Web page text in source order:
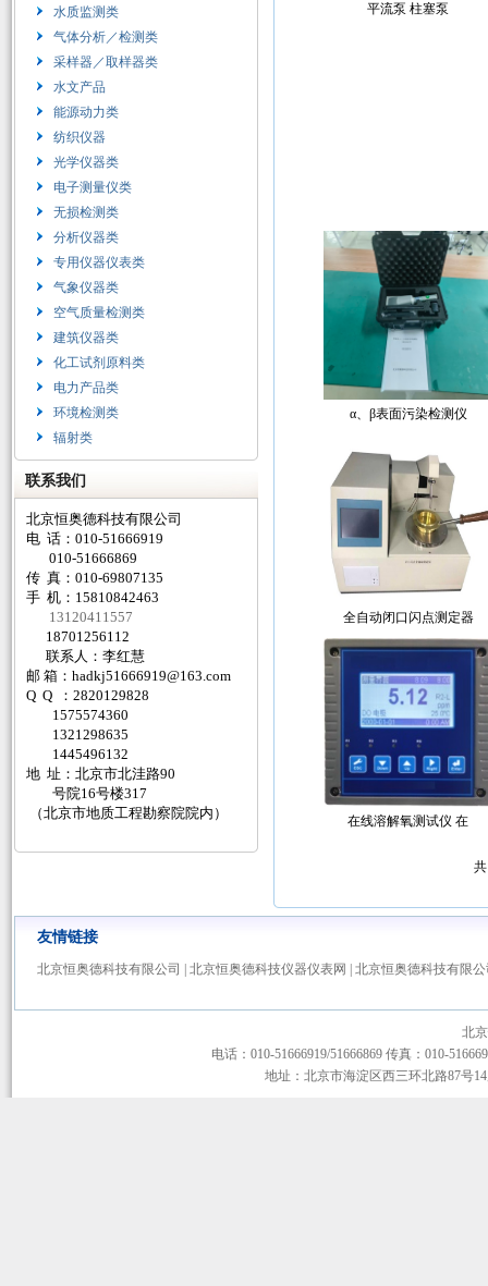
水质监测类
气体分析／检测类
采样器／取样器类
水文产品
能源动力类
纺织仪器
光学仪器类
电子测量仪类
无损检测类
分析仪器类
专用仪器仪表类
气象仪器类
空气质量检测类
建筑仪器类
化工试剂原料类
电力产品类
环境检测类
辐射类
联系我们
北京恒奥德科技有限公司
电 话：010-51666919
010-51666869
传 真：010-69807135
手 机：15810842463
13120411557
18701256112
联系人：李红慧
邮 箱： hadkj51666919@163.com
Q Q ：2820129828
1575574360
1321298635
1445496132
地 址：北京市北洼路90
号院16号楼317
（北京市地质工程勘察院院内）
平流泵 柱塞泵
α、β表面污染检测仪
全自动闭口闪点测定器
在线溶解氧测试仪 在
友情链接
北京恒奥德科技有限公司 北京恒奥德科技仪器仪表网 北京恒奥德科技有限
北
电话：010-51666919/51666869 传真：010-
地址：北京市海淀区西三环北路87号